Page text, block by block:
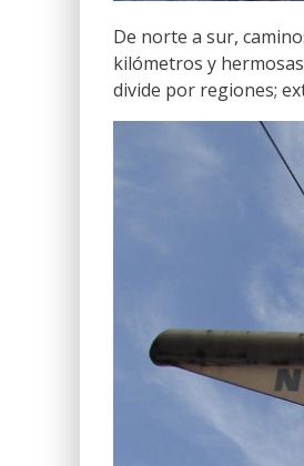
De norte a sur,
kilómetros y
divide por regiones;